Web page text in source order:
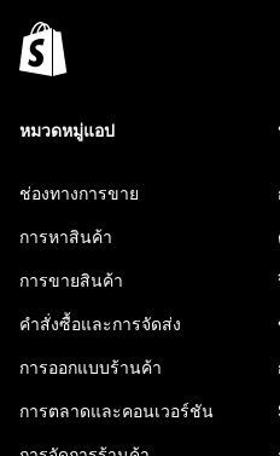
หมวดหมู่แอป
ช่องทางการขาย
การหาสินค้า
การขายสินค้า
คำสั่งซื้อและการจัดส่ง
การออกแบบร้านค้า
การตลาดและคอนเวอร์ชัน